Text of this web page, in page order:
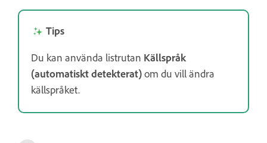
Tips
Du kan använda listrutan Källspråk
(automatiskt detekterat)om du vill ändra
källspråket.